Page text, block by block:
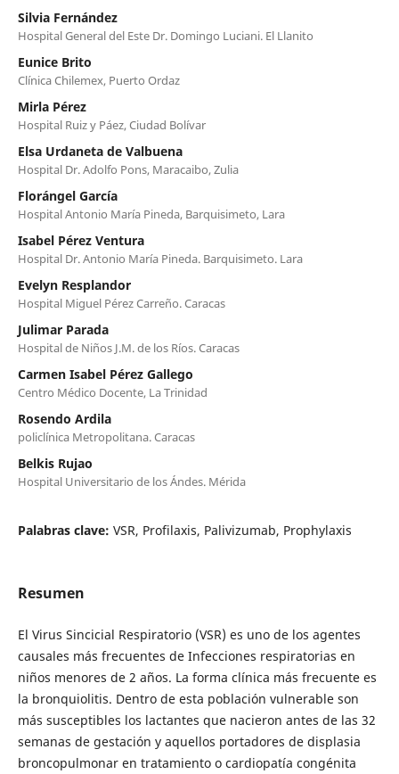
Silvia Fernández
Hospital General del Este Dr. Domingo Luciani. El Llanito
Eunice Brito
Clínica Chilemex, Puerto Ordaz
Mirla Pérez
Hospital Ruiz y Páez, Ciudad Bolívar
Elsa Urdaneta de Valbuena
Hospital Dr. Adolfo Pons, Maracaibo, Zulia
Florángel García
Hospital Antonio María Pineda, Barquisimeto, Lara
Isabel Pérez Ventura
Hospital Dr. Antonio María Pineda. Barquisimeto. Lara
Evelyn Resplandor
Hospital Miguel Pérez Carreño. Caracas
Julimar Parada
Hospital de Niños J.M. de los Ríos. Caracas
Carmen Isabel Pérez Gallego
Centro Médico Docente, La Trinidad
Rosendo Ardila
policlínica Metropolitana. Caracas
Belkis Rujao
Hospital Universitario de los Ándes. Mérida
Palabras clave: VSR, Profilaxis, Palivizumab, Prophylaxis
Resumen
El Virus Sincicial Respiratorio (VSR) es uno de los agentes
causales más frecuentes de Infecciones respiratorias en
niños menores de 2 años. La forma clínica más frecuente es
la bronquiolitis. Dentro de esta población vulnerable son
más susceptibles los lactantes que nacieron antes de las 32
semanas de gestación y aquellos portadores de displasia
broncopulmonar en tratamiento o cardiopatía congénita